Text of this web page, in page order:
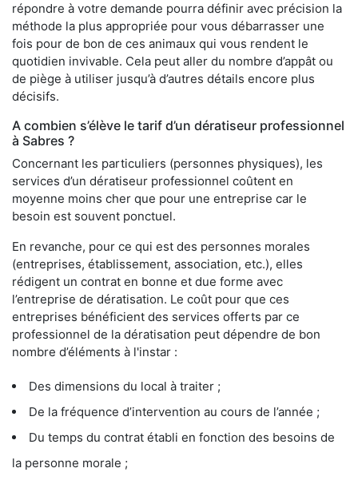
répondre à votre demande pourra définir avec précision la
méthode la plus appropriée pour vous débarrasser une
fois pour de bon de ces animaux qui vous rendent le
quotidien invivable. Cela peut aller du nombre d’appât ou
de piège à utiliser jusqu’à d’autres détails encore plus
décisifs.
A combien s’élève le tarif d’un dératiseur professionnel
à Sabres ?
Concernant les particuliers (personnes physiques), les
services d’un dératiseur professionnel coûtent en
moyenne moins cher que pour une entreprise car le
besoin est souvent ponctuel.
En revanche, pour ce qui est des personnes morales
(entreprises, établissement, association, etc.), elles
rédigent un contrat en bonne et due forme avec
l’entreprise de dératisation. Le coût pour que ces
entreprises bénéficient des services offerts par ce
professionnel de la dératisation peut dépendre de bon
nombre d’éléments à l'instar :
Des dimensions du local à traiter ;
De la fréquence d’intervention au cours de l’année ;
Du temps du contrat établi en fonction des besoins de
la personne morale ;